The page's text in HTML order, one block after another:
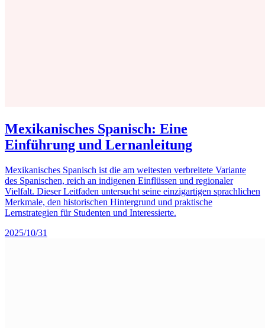
Mexikanisches Spanisch: Eine
Einführung und Lernanleitung
Mexikanisches Spanisch ist die am weitesten verbreitete Variante
des Spanischen, reich an indigenen Einflüssen und regionaler
Vielfalt. Dieser Leitfaden untersucht seine einzigartigen sprachlichen
Merkmale, den historischen Hintergrund und praktische
Lernstrategien für Studenten und Interessierte.
2025/10/31